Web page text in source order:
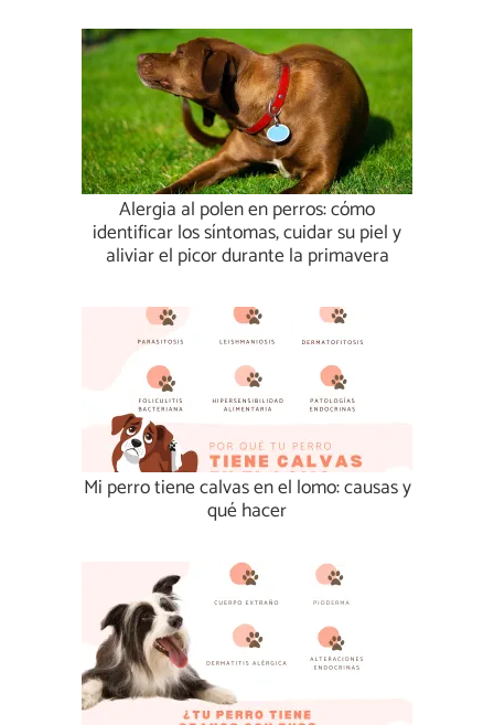
Alergia al polen en perros: cómo
identificar los síntomas, cuidar su piel y
aliviar el picor durante la primavera
Mi perro tiene calvas en el lomo: causas y
qué hacer